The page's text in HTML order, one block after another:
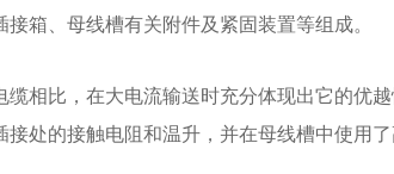
箱、母线槽有关附件及紧固装置等组成。
相比，在大电流输送时充分体现出它的优
处的接触电阻和温升，并在母线槽中使用